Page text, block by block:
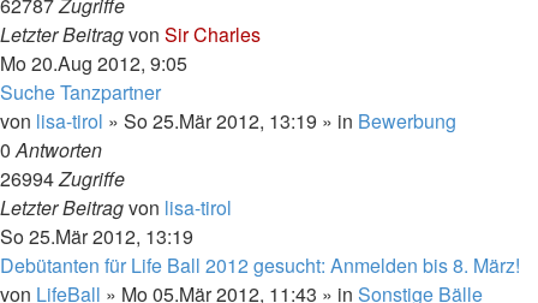
Letzter Beitragvon Sir Charles
Mo 20.Aug 2012, 9:05
Suche Tanzpartner
von lisa-tirol » So 25.Mär 2012, 13:19 » in Bewerbung
0Antworten
26994Zugriffe
Letzter Beitragvon lisa-tirol
So 25.Mär 2012, 13:19
Debütanten für Life Ball 2012 gesucht: Anmelden bis 8. März!
von LifeBall » Mo 05.Mär 2012, 11:43 » in Sonstige Bälle